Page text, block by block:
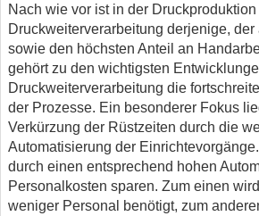
Nach wie vor ist in der
Druckweiterverarbeitung derjenige, der
sowie den höchsten Anteil an
gehört zu den wichtigsten
Druckweiterverarbeitung die
der Prozesse. Ein besonderer Fokus
Verkürzung der Rüstzeiten durch die
Automatisierung der
durch einen entsprechend hohen
Personalkosten sparen. Zum einen
weniger Personal benötigt, zum